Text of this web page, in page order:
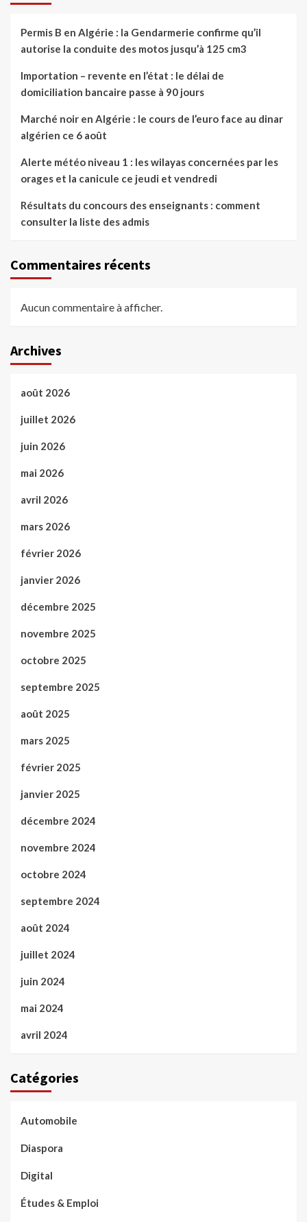
Permis B en Algérie : la Gendarmerie confirme qu’il
autorise la conduite des motos jusqu’à 125 cm3
Importation – revente en l’état : le délai de
domiciliation bancaire passe à 90 jours
Marché noir en Algérie : le cours de l’euro face au dinar
algérien ce 6 août
Alerte météo niveau 1 : les wilayas concernées par les
orages et la canicule ce jeudi et vendredi
Résultats du concours des enseignants : comment
consulter la liste des admis
Commentaires récents
Aucun commentaire à afficher.
Archives
août 2026
juillet 2026
juin 2026
mai 2026
avril 2026
mars 2026
février 2026
janvier 2026
décembre 2025
novembre 2025
octobre 2025
septembre 2025
août 2025
mars 2025
février 2025
janvier 2025
décembre 2024
novembre 2024
octobre 2024
septembre 2024
août 2024
juillet 2024
juin 2024
mai 2024
avril 2024
Catégories
Automobile
Diaspora
Digital
Études & Emploi